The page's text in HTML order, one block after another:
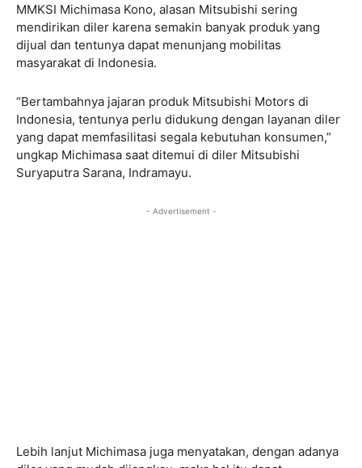
MMKSI Michimasa Kono, alasan Mitsubishi sering
mendirikan diler karena semakin banyak produk yang
dijual dan tentunya dapat menunjang mobilitas
masyarakat di Indonesia.
“Bertambahnya jajaran produk Mitsubishi Motors di
Indonesia, tentunya perlu didukung dengan layanan diler
yang dapat memfasilitasi segala kebutuhan konsumen,”
ungkap Michimasa saat ditemui di diler Mitsubishi
Suryaputra Sarana, Indramayu.
- Advertisement -
Lebih lanjut Michimasa juga menyatakan, dengan adanya